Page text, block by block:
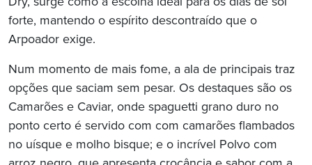
forte, mantendo o espírito descontraído que o
Arpoador exige.
Num momento de mais fome, a ala de principais traz
opções que saciam sem pesar. Os destaques são os
Camarões e Caviar, onde spaguetti grano duro no
ponto certo é servido com com camarões flambados
no uísque e molho bisque; e o incrível Polvo com